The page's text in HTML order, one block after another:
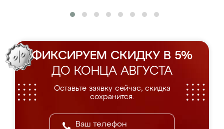
ФИКСИРУЕМ СКИДКУ В 5%
ДО КОНЦА АВГУСТА
Оставьте заявку сейчас, скидка
сохранится.